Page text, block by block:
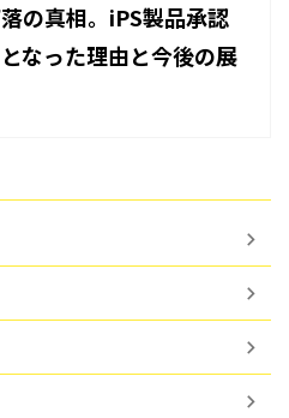
の真相。iPS製品承認
なった理由と今後の展